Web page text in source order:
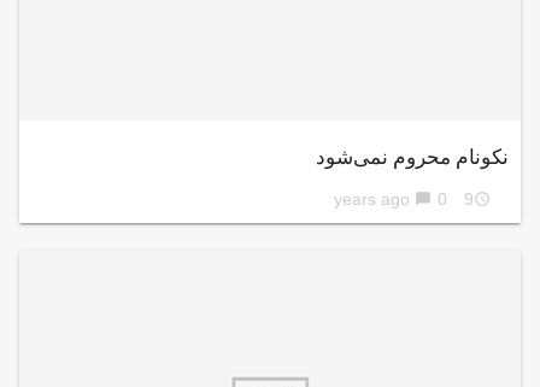
نکونام محروم نمی‌شود
access_time
9 years ago
chat_bubble 0